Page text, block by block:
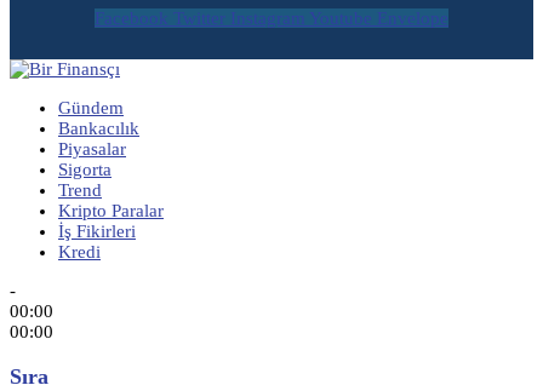
Facebook Twitter Instagram Youtube Envelope
Gündem
Bankacılık
Piyasalar
Sigorta
Trend
Kripto Paralar
İş Fikirleri
Kredi
-
00:00
00:00
Sıra